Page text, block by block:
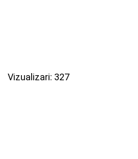
Vizualizari: 327